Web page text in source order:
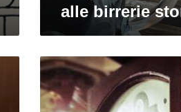
alle birrerie
Snob
Screen,
il
tipico